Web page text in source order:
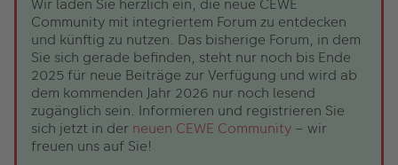
Wir laden Sie herzlich ein, die neue CEWE
Community mit integriertem Forum zu entdecken
und künftig zu nutzen. Das bisherige Forum, in dem
Sie sich gerade befinden, steht nur noch bis Ende
2025 für neue Beiträge zur Verfügung und wird ab
dem kommenden Jahr 2026 nur noch lesend
zugänglich sein. Informieren und registrieren Sie
sich jetzt in der neuen CEWE Community – wir
freuen uns auf Sie!